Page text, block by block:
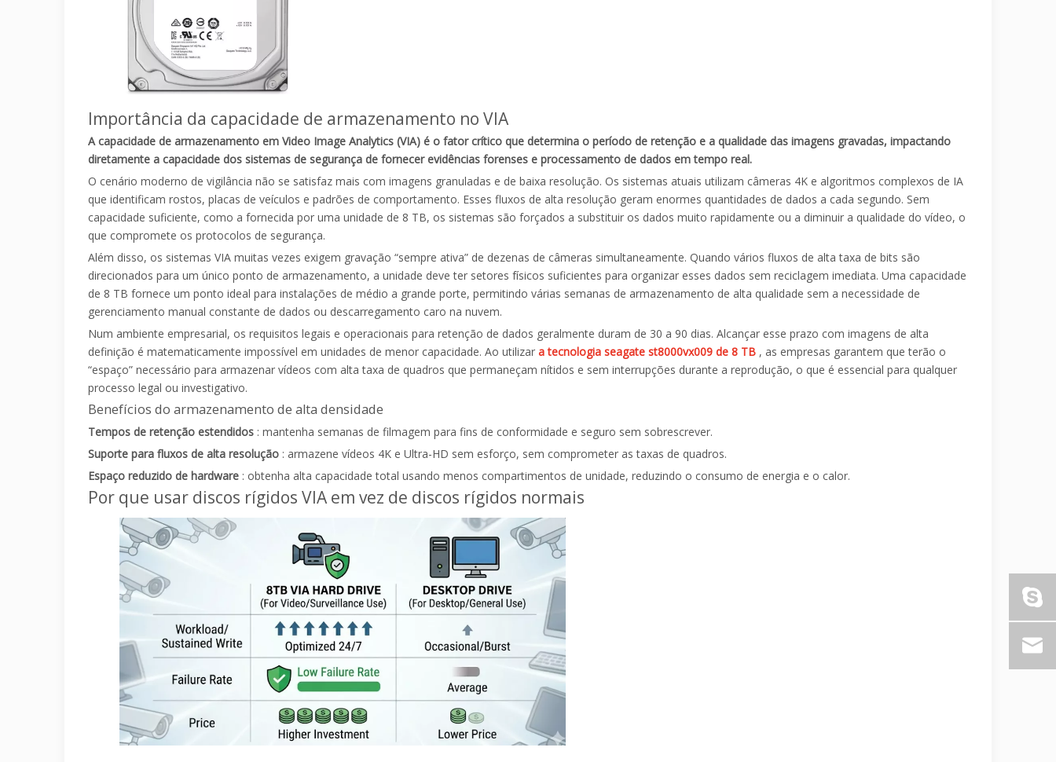
Importância da capacidade de armazenamento no VIA
A capacidade de armazenamento em Video Image Analytics (VIA) é o fator crítico que determina o período de retenção e a qualidade das imagens gravadas, impactando
diretamente a capacidade dos sistemas de segurança de fornecer evidências forenses e processamento de dados em tempo real.
O cenário moderno de vigilância não se satisfaz mais com imagens granuladas e de baixa resolução. Os sistemas atuais utilizam câmeras 4K e algoritmos complexos de IA
que identificam rostos, placas de veículos e padrões de comportamento. Esses fluxos de alta resolução geram enormes quantidades de dados a cada segundo. Sem
capacidade suficiente, como a fornecida por uma unidade de 8 TB, os sistemas são forçados a substituir os dados muito rapidamente ou a diminuir a qualidade do vídeo, o
que compromete os protocolos de segurança.
Além disso, os sistemas VIA muitas vezes exigem gravação “sempre ativa” de dezenas de câmeras simultaneamente. Quando vários fluxos de alta taxa de bits são
direcionados para um único ponto de armazenamento, a unidade deve ter setores físicos suficientes para organizar esses dados sem reciclagem imediata. Uma capacidade
de 8 TB fornece um ponto ideal para instalações de médio a grande porte, permitindo várias semanas de armazenamento de alta qualidade sem a necessidade de
gerenciamento manual constante de dados ou descarregamento caro na nuvem.
Num ambiente empresarial, os requisitos legais e operacionais para retenção de dados geralmente duram de 30 a 90 dias. Alcançar esse prazo com imagens de alta
definição é matematicamente impossível em unidades de menor capacidade. Ao utilizar a tecnologia seagate st8000vx009 de 8 TB , as empresas garantem que terão o
“espaço” necessário para armazenar vídeos com alta taxa de quadros que permaneçam nítidos e sem interrupções durante a reprodução, o que é essencial para qualquer
processo legal ou investigativo.
Benefícios do armazenamento de alta densidade
Tempos de retenção estendidos : mantenha semanas de filmagem para fins de conformidade e seguro sem sobrescrever.
Suporte para fluxos de alta resolução : armazene vídeos 4K e Ultra-HD sem esforço, sem comprometer as taxas de quadros.
Espaço reduzido de hardware : obtenha alta capacidade total usando menos compartimentos de unidade, reduzindo o consumo de energia e o calor.
Por que usar discos rígidos VIA em vez de discos rígidos normais